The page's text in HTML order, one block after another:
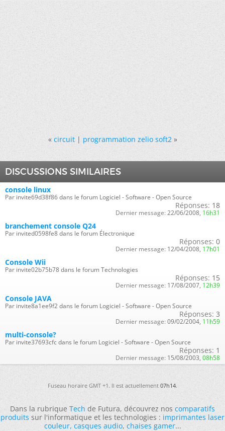
« circuit|programmation zelio soft2 »
DISCUSSIONS SIMILAIRES
console linux
Par invite69d38f86 dans le forum Logiciel - Software - Open Source
Réponses: 18
Dernier message: 22/06/2008, 16h31
branchement console Q24
Par invited0598fe8 dans le forum Électronique
Réponses: 0
Dernier message: 12/04/2008, 17h01
Console Wii
Par invite02b75b78 dans le forum Technologies
Réponses: 15
Dernier message: 17/08/2007, 12h39
Console JAVA
Par invite8a1ee9f2 dans le forum Logiciel - Software - Open Source
Réponses: 3
Dernier message: 09/02/2004, 11h59
multi-console?
Par invite37693cfc dans le forum Logiciel - Software - Open Source
Réponses: 1
Dernier message: 15/08/2003, 08h58
Fuseau horaire GMT +1. Il est actuellement07h14.
Dans la rubriqueTechde Futura, découvrez noscomparatifs
produitssur l'informatique et les technologies :imprimantes laser
couleur,casques audio,chaises gamer...